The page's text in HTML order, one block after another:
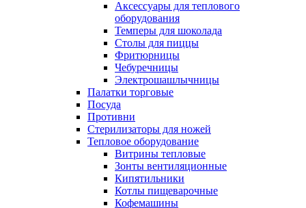
Аксессуары для теплового
оборудования
Темперы для шоколада
Столы для пиццы
Фритюрницы
Чебуречницы
Электрошашлычницы
Палатки торговые
Посуда
Противни
Стерилизаторы для ножей
Тепловое оборудование
Витрины тепловые
Зонты вентиляционные
Кипятильники
Котлы пищеварочные
Кофемашины